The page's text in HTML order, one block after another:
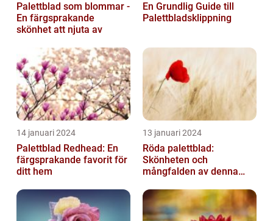
Palettblad som blommar -
En färgsprakande
skönhet att njuta av
En Grundlig Guide till
Palettbladsklippning
14 januari 2024
Palettblad Redhead: En
färgsprakande favorit för
ditt hem
13 januari 2024
Röda palettblad:
Skönheten och
mångfalden av denna